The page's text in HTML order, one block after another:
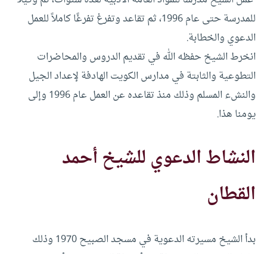
للمدرسة حتى عام 1996، ثم تقاعد وتفرغ تفرغًا كاملاً للعمل
الدعوي والخطابة.
انخرط الشيخ حفظه الله في تقديم الدروس والمحاضرات
التطوعية والثابتة في مدارس الكويت الهادفة لإعداد الجيل
والنشء المسلم وذلك منذ تقاعده عن العمل عام 1996 وإلى
يومنا هذا.
النشاط الدعوي للشيخ أحمد
القطان
بدأ الشيخ مسيرته الدعوية في مسجد الصبيح 1970 وذلك